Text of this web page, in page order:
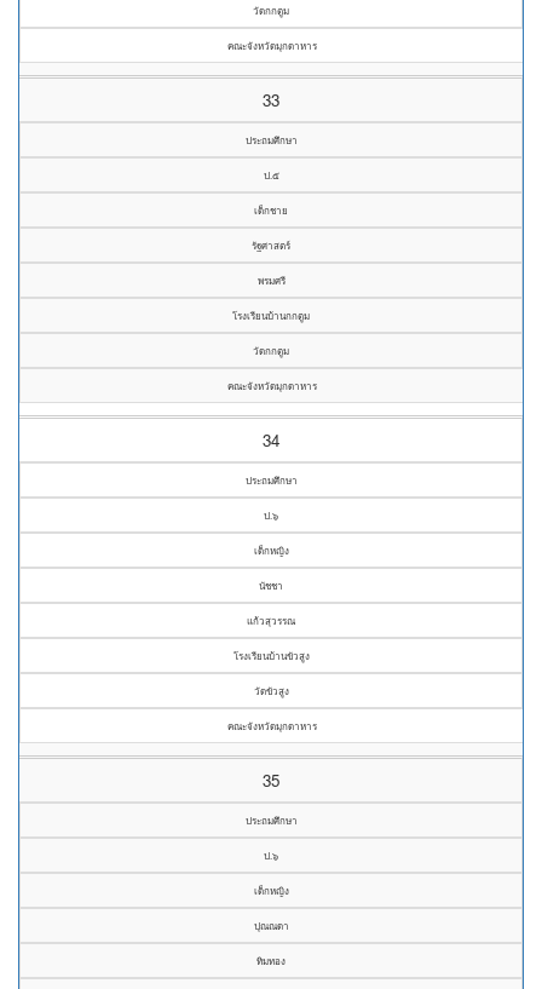
วัดกกตูม
คณะจังหวัดมุกดาหาร
33
ประถมศึกษา
ป.๕
เด็กชาย
รัฐศาสตร์
พรมศรี
โรงเรียนบ้านกกตูม
วัดกกตูม
คณะจังหวัดมุกดาหาร
34
ประถมศึกษา
ป.๖
เด็กหญิง
นัชชา
แก้วสุวรรณ
โรงเรียนบ้านขัวสูง
วัดขัวสูง
คณะจังหวัดมุกดาหาร
35
ประถมศึกษา
ป.๖
เด็กหญิง
ปุณณดา
ทิมทอง